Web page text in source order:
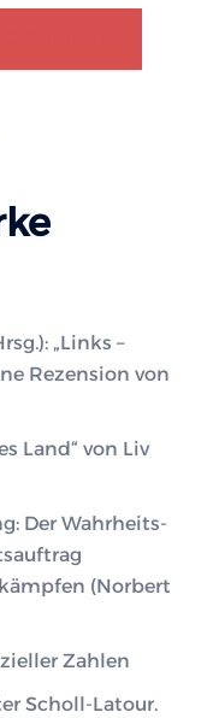
„Links –
Rezension von
Land“ von Liv
Der Wahrheits-
(Norbert
Zahlen
Scholl-Latour.